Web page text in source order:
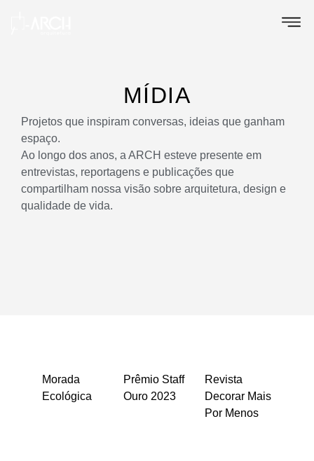
MÍDIA
Projetos que inspiram conversas, ideias que ganham
espaço.
Ao longo dos anos, a ARCH esteve presente em
entrevistas, reportagens e publicações que
compartilham nossa visão sobre arquitetura, design e
qualidade de vida.
Morada
Ecológica
Prêmio Staff
Ouro 2023
Revista
Decorar Mais
Por Menos